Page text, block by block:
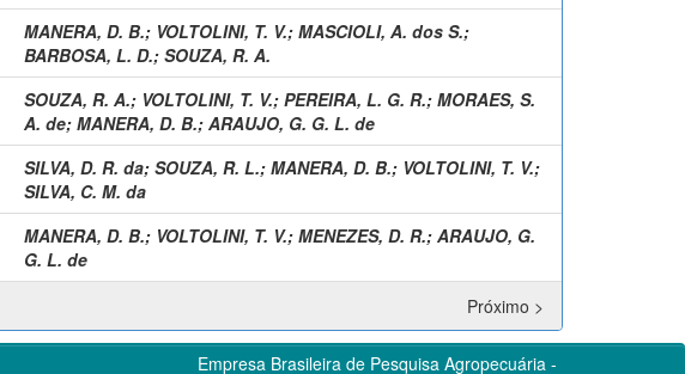
MANERA, D. B.; VOLTOLINI, T. V.; MASCIOLI, A. dos S.;
BARBOSA, L. D.; SOUZA, R. A.
SOUZA, R. A.; VOLTOLINI, T. V.; PEREIRA, L. G. R.; MORAES, S.
A. de; MANERA, D. B.; ARAUJO, G. G. L. de
SILVA, D. R. da; SOUZA, R. L.; MANERA, D. B.; VOLTOLINI, T. V.;
SILVA, C. M. da
MANERA, D. B.; VOLTOLINI, T. V.; MENEZES, D. R.; ARAUJO, G.
G. L. de
Próximo >
Empresa Brasileira de Pesquisa Agropecuária -